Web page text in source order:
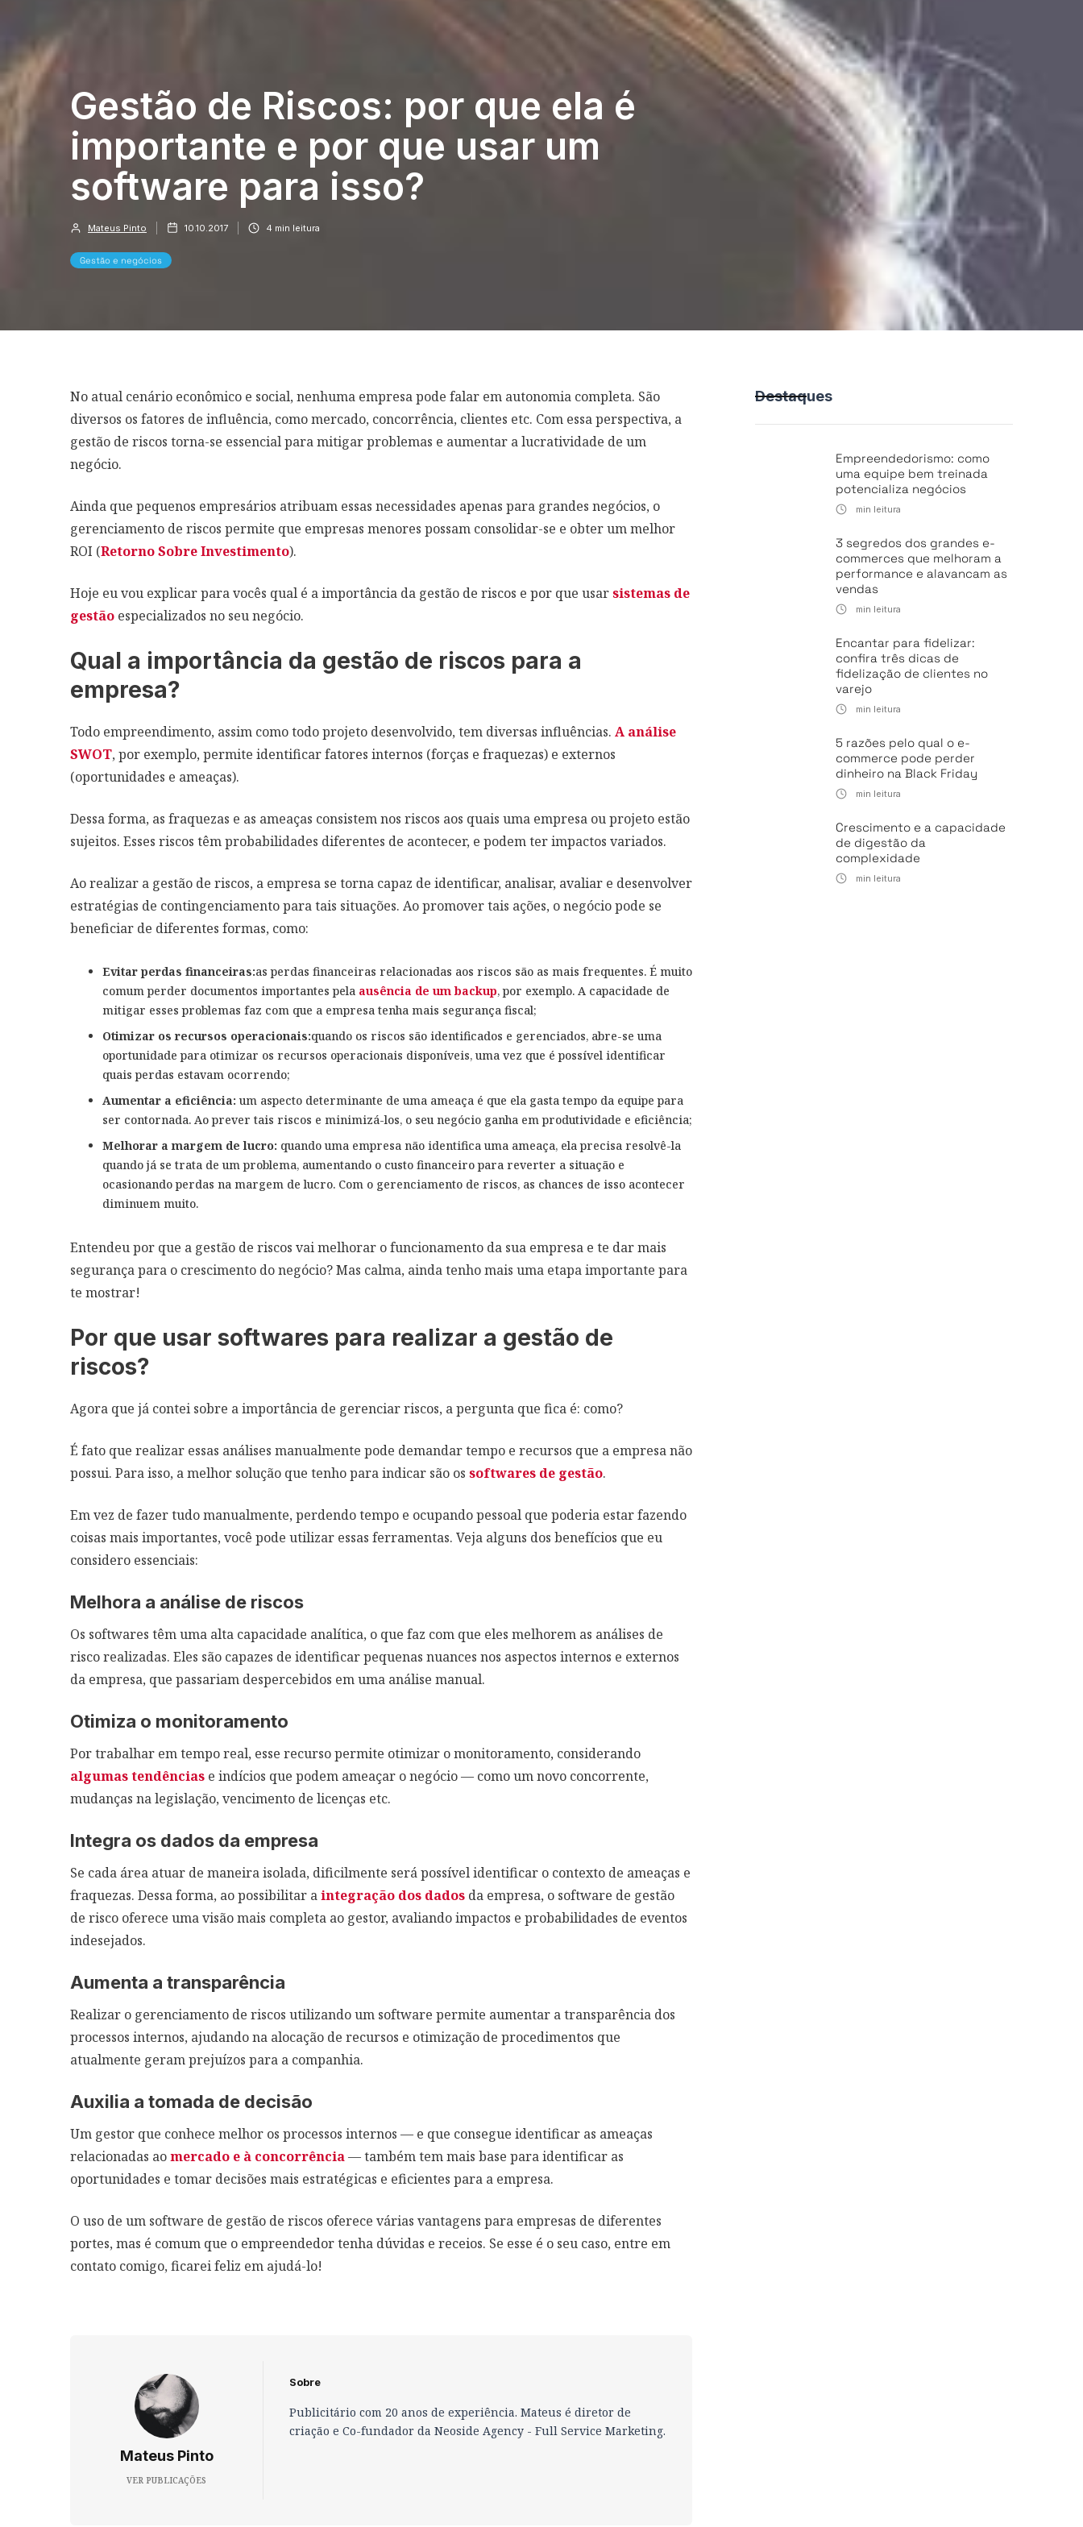
Gestão de Riscos: por que ela é
importante e por que usar um
software para isso?
Mateus Pinto 10.10.2017 4 min leitura
Gestão e negócios
No atual cenário econômico e social, nenhuma empresa pode falar em autonomia completa. São
diversos os fatores de influência, como mercado, concorrência, clientes etc. Com essa perspectiva, a
gestão de riscos torna-se essencial para mitigar problemas e aumentar a lucratividade de um
negócio.
Ainda que pequenos empresários atribuam essas necessidades apenas para grandes negócios, o
gerenciamento de riscos permite que empresas menores possam consolidar-se e obter um melhor
ROI (Retorno Sobre Investimento).
Hoje eu vou explicar para vocês qual é a importância da gestão de riscos e por que usarsistemas de
gestão especializados no seu negócio.
Qual a importância da gestão de riscos para a
empresa?
Todo empreendimento, assim como todo projeto desenvolvido, tem diversas influências. A análise
SWOT, por exemplo, permite identificar fatores internos (forças e fraquezas) e externos
(oportunidades e ameaças).
Dessa forma, as fraquezas e as ameaças consistem nos riscos aos quais uma empresa ou projeto estão
sujeitos. Esses riscos têm probabilidades diferentes de acontecer, e podem ter impactos variados.
Ao realizar a gestão de riscos, a empresa se torna capaz de identificar, analisar, avaliar e desenvolver
estratégias de contingenciamento para tais situações. Ao promover tais ações, o negócio pode se
beneficiar de diferentes formas, como:
Evitar perdas financeiras:as perdas financeiras relacionadas aos riscos são as mais frequentes. É muito
comum perder documentos importantes pela ausência de um backup, por exemplo. A capacidade de
mitigar esses problemas faz com que a empresa tenha mais segurança fiscal;
Otimizar os recursos operacionais:quando os riscos são identificados e gerenciados, abre-se uma
oportunidade para otimizar os recursos operacionais disponíveis, uma vez que é possível identificar
quais perdas estavam ocorrendo;
Aumentar a eficiência: um aspecto determinante de uma ameaça é que ela gasta tempo da equipe para
ser contornada. Ao prever tais riscos e minimizá-los, o seu negócio ganha em produtividade e eficiência;
Melhorar a margem de lucro: quando uma empresa não identifica uma ameaça, ela precisa resolvê-la
quando já se trata de um problema, aumentando o custo financeiro para reverter a situação e
ocasionando perdas na margem de lucro. Com o gerenciamento de riscos, as chances de isso acontecer
diminuem muito.
Entendeu por que a gestão de riscos vai melhorar o funcionamento da sua empresa e te dar mais
segurança para o crescimento do negócio? Mas calma, ainda tenho mais uma etapa importante para
te mostrar!
Por que usar softwares para realizar a gestão de
riscos?
Agora que já contei sobre a importância de gerenciar riscos, a pergunta que fica é: como?
É fato que realizar essas análises manualmente pode demandar tempo e recursos que a empresa não
possui. Para isso, a melhor solução que tenho para indicar são os softwares de gestão.
Em vez de fazer tudo manualmente, perdendo tempo e ocupando pessoal que poderia estar fazendo
coisas mais importantes, você pode utilizar essas ferramentas. Veja alguns dos benefícios que eu
considero essenciais:
Melhora a análise de riscos
Os softwares têm uma alta capacidade analítica, o que faz com que eles melhorem as análises de
risco realizadas. Eles são capazes de identificar pequenas nuances nos aspectos internos e externos
da empresa, que passariam despercebidos em uma análise manual.
Otimiza o monitoramento
Por trabalhar em tempo real, esse recurso permite otimizar o monitoramento, considerando
algumas tendências e indícios que podem ameaçar o negócio — como um novo concorrente,
mudanças na legislação, vencimento de licenças etc.
Integra os dados da empresa
Se cada área atuar de maneira isolada, dificilmente será possível identificar o contexto de ameaças e
fraquezas. Dessa forma, ao possibilitar aintegração dos dados da empresa, o software de gestão
de risco oferece uma visão mais completa ao gestor, avaliando impactos e probabilidades de eventos
indesejados.
Aumenta a transparência
Realizar o gerenciamento de riscos utilizando um software permite aumentar a transparência dos
processos internos, ajudando na alocação de recursos e otimização de procedimentos que
atualmente geram prejuízos para a companhia.
Auxilia a tomada de decisão
Um gestor que conhece melhor os processos internos — e que consegue identificar as ameaças
relacionadas aomercado e à concorrência— também tem mais base para identificar as
oportunidades e tomar decisões mais estratégicas e eficientes para a empresa.
O uso de um software de gestão de riscos oferece várias vantagens para empresas de diferentes
portes, mas é comum que o empreendedor tenha dúvidas e receios. Se esse é o seu caso, entre em
contato comigo, ficarei feliz em ajudá-lo!
Mateus Pinto
VER PUBLICAÇÕES
Sobre
Publicitário com 20 anos de experiência. Mateus é diretor de
criação e Co-fundador da Neoside Agency - Full Service Marketing.
Destaques
Empreendedorismo: como
uma equipe bem treinada
potencializa negócios
min leitura
3 segredos dos grandes e-
commerces que melhoram a
performance e alavancam as
vendas
min leitura
Encantar para fidelizar:
confira três dicas de
fidelização de clientes no
varejo
min leitura
5 razões pelo qual o e-
commerce pode perder
dinheiro na Black Friday
min leitura
Crescimento e a capacidade
de digestão da
complexidade
min leitura